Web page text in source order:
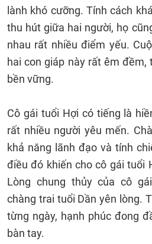
lành khó cưỡng. Tính cách
thu hút giữa hai người, họ
nhau rất nhiều điểm yếu.
hai con giáp này rất êm đềm,
bền vững.
Cô gái tuổi Hợi có tiếng là
rất nhiều người yêu mến.
khả năng lãnh đạo và tính
điều đó khiến cho cô gái tuổi
Lòng chung thủy của cô
chàng trai tuổi Dần yên lòng.
từng ngày, hạnh phúc đong
bàn tay.